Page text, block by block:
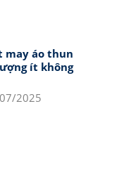
may áo thun
ít không
2025